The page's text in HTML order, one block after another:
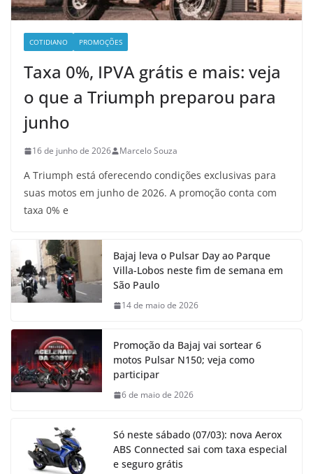
COTIDIANO PROMOÇÕES
Taxa 0%, IPVA grátis e mais: veja
o que a Triumph preparou para
junho
16 de junho de 2026 Marcelo Souza
A Triumph está oferecendo condições exclusivas para
suas motos em junho de 2026. A promoção conta com
taxa 0% e
Bajaj leva o Pulsar Day ao Parque
Villa-Lobos neste fim de semana em
São Paulo
14 de maio de 2026
Promoção da Bajaj vai sortear 6
motos Pulsar N150; veja como
participar
6 de maio de 2026
Só neste sábado (07/03): nova Aerox
ABS Connected sai com taxa especial
e seguro grátis